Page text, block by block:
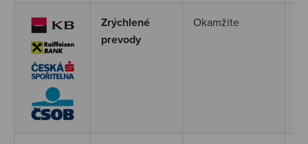
Zrýchlené
prevody
Okamžite